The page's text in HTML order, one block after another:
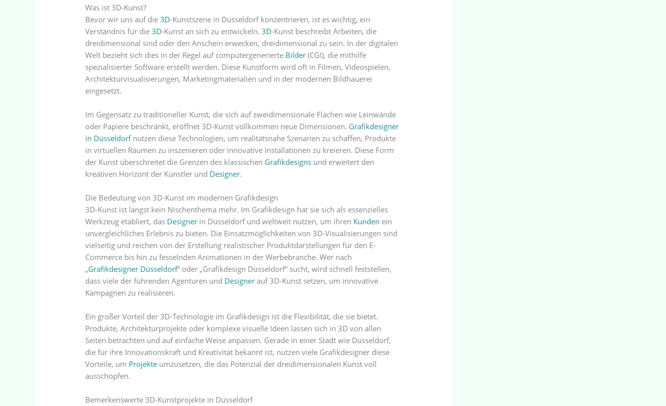
Was ist 3D-Kunst?
Bevor wir uns auf die3D-Kunstszene in Düsseldorf konzentrieren, ist es wichtig, ein
Verständnis für die3D-Kunst an sich zu entwickeln.3D-Kunst beschreibt Arbeiten, die
dreidimensional sind oder den Anschein erwecken, dreidimensional zu sein. In der digitalen
Welt bezieht sich dies in der Regel auf computergenerierte Bilder (CGI), die mithilfe
spezialisierter Software erstellt werden. Diese Kunstform wird oft in Filmen, Videospielen,
Architekturvisualisierungen, Marketingmaterialien und in der modernen Bildhauerei
eingesetzt.
Im Gegensatz zu traditioneller Kunst, die sich auf zweidimensionale Flächen wie Leinwände
oder Papiere beschränkt, eröffnet 3D-Kunst vollkommen neue Dimensionen. Grafikdesigner
in Düsseldorfnutzen diese Technologien, um realitätsnahe Szenarien zu schaffen, Produkte
in virtuellen Räumen zu inszenieren oder innovative Installationen zu kreieren. Diese Form
der Kunst überschreitet die Grenzen des klassischen Grafikdesigns und erweitert den
kreativen Horizont der Künstler und Designer.
Die Bedeutung von 3D-Kunst im modernen Grafikdesign
3D-Kunst ist längst kein Nischenthema mehr. Im Grafikdesign hat sie sich als essenzielles
Werkzeug etabliert, das Designer in Düsseldorf und weltweit nutzen, um ihren Kunden ein
unvergleichliches Erlebnis zu bieten. Die Einsatzmöglichkeiten von 3D-Visualisierungen sind
vielseitig und reichen von der Erstellung realistischer Produktdarstellungen für den E-
Commerce bis hin zu fesselnden Animationen in der Werbebranche. Wer nach
„Grafikdesigner Düsseldorf“ oder „Grafikdesign Düsseldorf“ sucht, wird schnell feststellen,
dass viele der führenden Agenturen und Designer auf 3D-Kunst setzen, um innovative
Kampagnen zu realisieren.
Ein großer Vorteil der 3D-Technologie im Grafikdesign ist die Flexibilität, die sie bietet.
Produkte, Architekturprojekte oder komplexe visuelle Ideen lassen sich in 3D von allen
Seiten betrachten und auf einfache Weise anpassen. Gerade in einer Stadt wie Düsseldorf,
die für ihre Innovationskraft und Kreativität bekannt ist, nutzen viele Grafikdesigner diese
Vorteile, um Projekte umzusetzen, die das Potenzial der dreidimensionalen Kunst voll
ausschöpfen.
Bemerkenswerte 3D-Kunstprojekte in Düsseldorf